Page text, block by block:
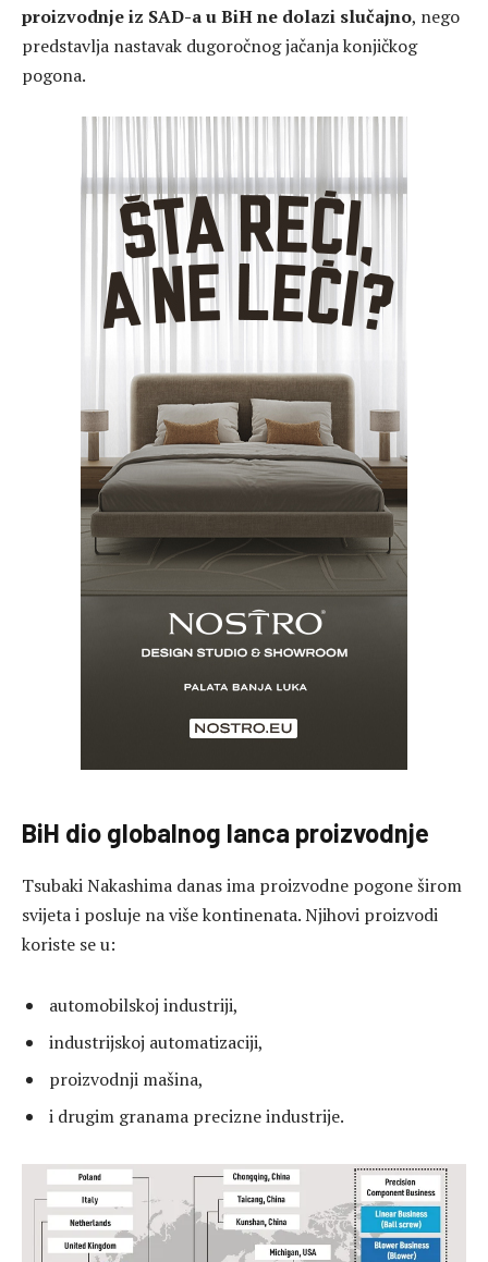
proizvodnje iz SAD-a u BiH ne dolazi slučajno, nego
predstavlja nastavak dugoročnog jačanja konjičkog
pogona.
BiH dio globalnog lanca proizvodnje
Tsubaki Nakashima danas ima proizvodne pogone širom
svijeta i posluje na više kontinenata. Njihovi proizvodi
koriste se u:
automobilskoj industriji,
industrijskoj automatizaciji,
proizvodnji mašina,
i drugim granama precizne industrije.